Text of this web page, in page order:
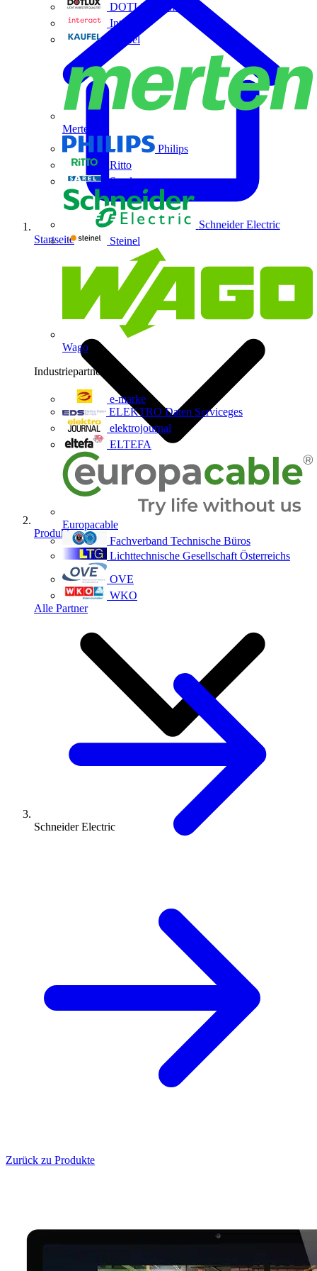
DOTLUX GmbH
Interact
Kaufel
Merten
Philips
Ritto
Sarel
Schneider Electric
Steinel
Wago
Industriepartner
e-marke
ELEKTRO Daten Serviceges
elektrojournal
ELTEFA
Europacable
Fachverband Technische Büros
Lichttechnische Gesellschaft Österreichs
OVE
WKO
Alle Partner
Startseite
Produkte
Schneider Electric
Zurück zu Produkte